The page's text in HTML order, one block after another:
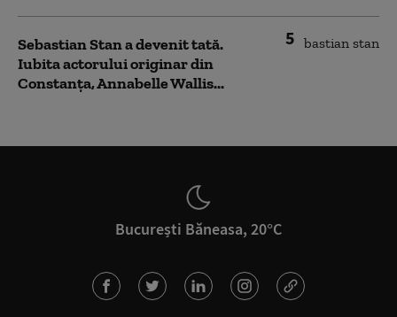
5
Sebastian Stan a devenit tată.
Iubita actorului originar din
Constanța, Annabelle Wallis...
București Băneasa, 20°C